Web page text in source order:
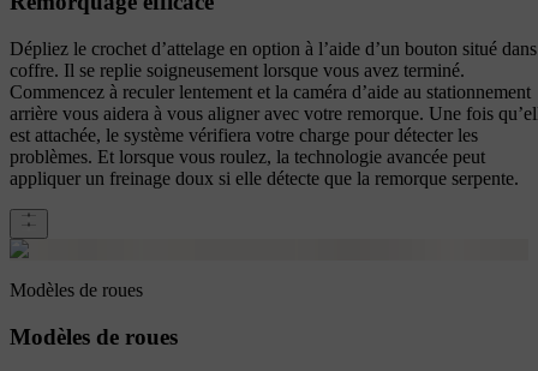
Dépliez le crochet d’attelage en option à l’aide d’un bouton situé
coffre. Il se replie soigneusement lorsque vous avez terminé.
Commencez à reculer lentement et la caméra d’aide au stationnement
arrière vous aidera à vous aligner avec votre remorque. Une fois
est attachée, le système vérifiera votre charge pour détecter les
problèmes. Et lorsque vous roulez, la technologie avancée peut
appliquer un freinage doux si elle détecte que la remorque serpente.
Modèles de roues
Modèles de roues